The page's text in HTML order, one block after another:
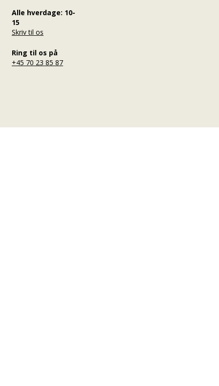
Alle hverdage: 10-
15
Skriv til os
Ring til os på
+45 70 23 85 87